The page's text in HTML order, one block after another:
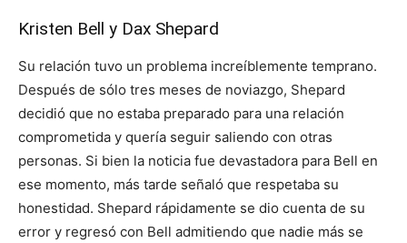
Kristen Bell y Dax Shepard
Su relación tuvo un problema increíblemente temprano.
Después de sólo tres meses de noviazgo, Shepard
decidió que no estaba preparado para una relación
comprometida y quería seguir saliendo con otras
personas. Si bien la noticia fue devastadora para Bell en
ese momento, más tarde señaló que respetaba su
honestidad. Shepard rápidamente se dio cuenta de su
error y regresó con Bell admitiendo que nadie más se